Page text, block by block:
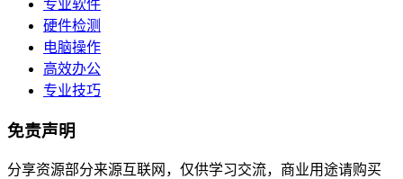
专业软件
硬件检测
电脑操作
高效办公
专业技巧
免责声明
分享资源部分来源互联网，仅供学习交流，商业用途请购买